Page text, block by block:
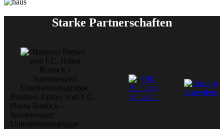
Starke Partnerschaften
Business Partner vom F.C.
Hansa Rostock -
Sonnenexpert
Unternehmensgruppe